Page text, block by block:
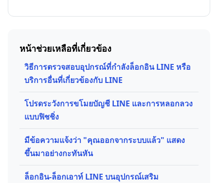
หน้าช่วยเหลือที่เกี่ยวข้อง
วิธีการตรวจสอบอุปกรณ์ที่กำลังล็อกอิน LINE หรือ
บริการอื่นที่เกี่ยวข้องกับ LINE
โปรดระวังการขโมยบัญชี LINE และการหลอกลวง
แบบฟิชชิ่ง
มีข้อความแจ้งว่า "คุณออกจากระบบแล้ว" แสดง
ขึ้นมาอย่างกะทันหัน
ล็อกอิน-ล็อกเอาท์ LINE บนอุปกรณ์เสริม